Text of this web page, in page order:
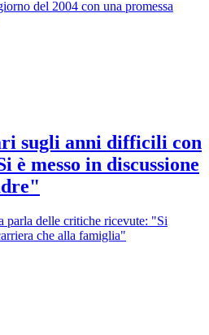
del 2004 con una promessa
sugli anni difficili con
messo in discussione
parla delle critiche ricevute: "Si
che alla famiglia"